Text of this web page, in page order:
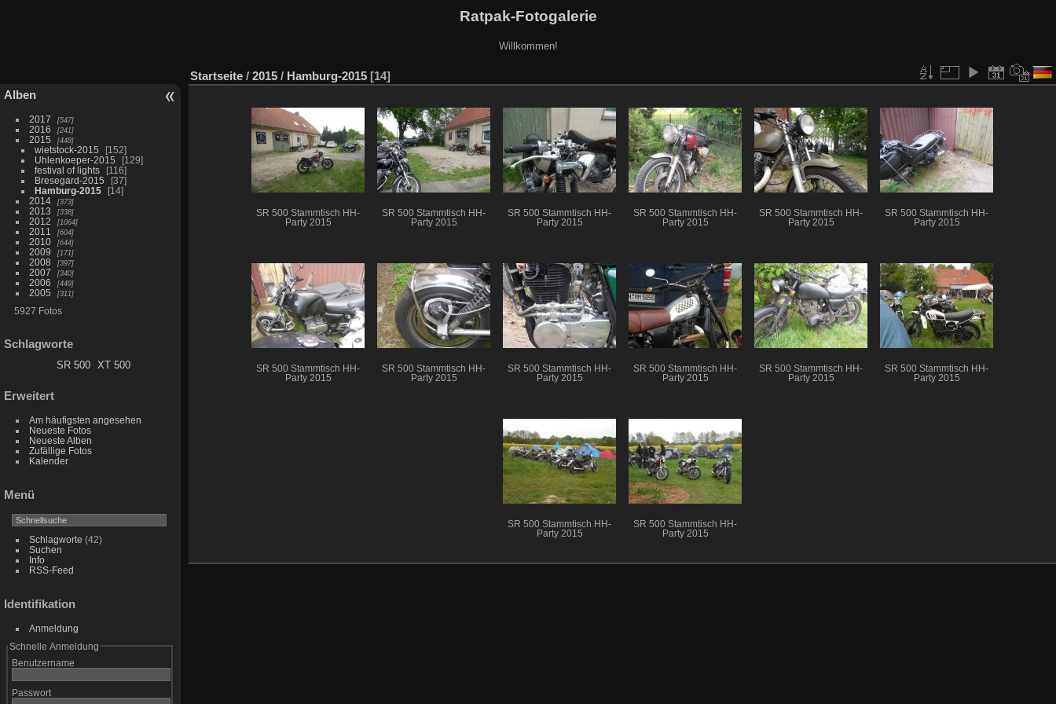
Ratpak-Fotogalerie
Willkommen!
Alben
2017 547
2016 241
2015 448
wietstock-2015
152
Uhlenkoeper-2015
129
festival of lights
116
Bresegard-2015
37
Hamburg-2015
14
2014
373
2013 338
2012 1064
2011 604
2010 644
2009 171
2008 397
2007 340
2006 449
2005 311
5927 Fotos
Schlagworte
SR 500 XT 500
Erweitert
Am häufigsten angesehen
Neueste Fotos
Neueste Alben
Zufällige Fotos
Kalender
Menü
Schlagworte (42)
Suchen
Info
RSS-Feed
Identifikation
Anmeldung
Schnelle Anmeldung
Benutzername
Passwort
Startseite / 2015 / Hamburg-2015 14
SR 500 Stammtisch HH-
Party 2015
SR 500 Stammtisch HH-
Party 2015
SR 500 Stammtisch HH-
Party 2015
SR 500 Stammtisch HH-
Party 2015
SR 500 Stammtisch HH-
Party 2015
SR 500 Stammtisch HH-
Party 2015
SR 500 Stammtisch HH-
Party 2015
SR 500 Stammtisch HH-
Party 2015
SR 500 Stammtisch HH-
Party 2015
SR 500 Stammtisch HH-
Party 2015
SR 500 Stammtisch HH-
Party 2015
SR 500 Stammtisch HH-
Party 2015
SR 500 Stammtisch HH-
Party 2015
SR 500 Stammtisch HH-
Party 2015